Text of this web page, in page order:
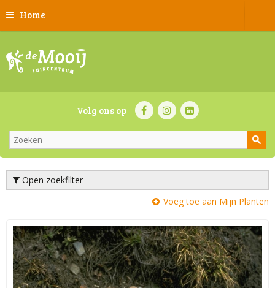
Home
Volg ons op
Open zoekfilter
Voeg toe aan Mijn Planten